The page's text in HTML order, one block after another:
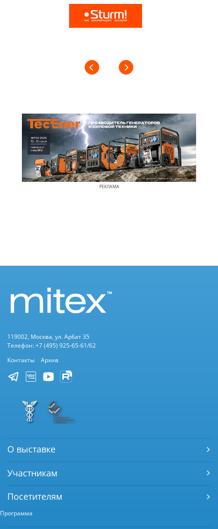
РЕКЛАМА
119002, Москва, ул. Арбат 35
Телефон: +7 (495) 925-65-61/62
Контакты
Архив
О выставке
Участникам
Посетителям
Программа